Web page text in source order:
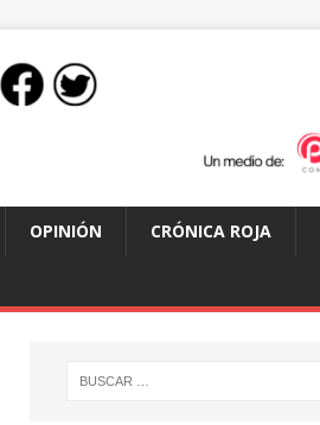
OPINIÓN CRÓNICA ROJA